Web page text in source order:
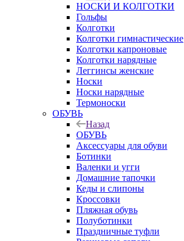
НОСКИ И КОЛГОТКИ
Гольфы
Колготки
Колготки гимнастические
Колготки капроновые
Колготки нарядные
Леггинсы женские
Носки
Носки нарядные
Термоноски
ОБУВЬ
Назад
ОБУВЬ
Аксессуары для обуви
Ботинки
Валенки и угги
Домашние тапочки
Кеды и слипоны
Кроссовки
Пляжная обувь
Полуботинки
Праздничные туфли